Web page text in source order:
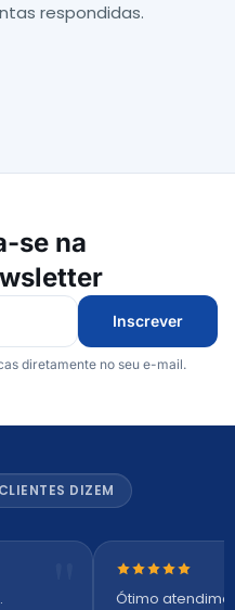
respondidas.
se na
Inscrever
diretamente no seu e-mail.
DIZEM
Nota 5 de 5
Ótimo